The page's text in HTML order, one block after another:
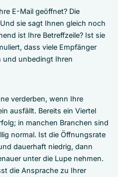
E-Mail geöffnet? Die
sie sagt Ihnen gleich noch
ist Ihre Betreffzeile? Ist sie
dass viele Empfänger
und unbedingt Ihren
verderben, wenn Ihre
ausfällt. Bereits ein Viertel
in manchen Branchen sind
normal. Ist die Öffnungsrate
dauerhaft niedrig, dann
unter die Lupe nehmen.
die Ansprache zu Ihrer